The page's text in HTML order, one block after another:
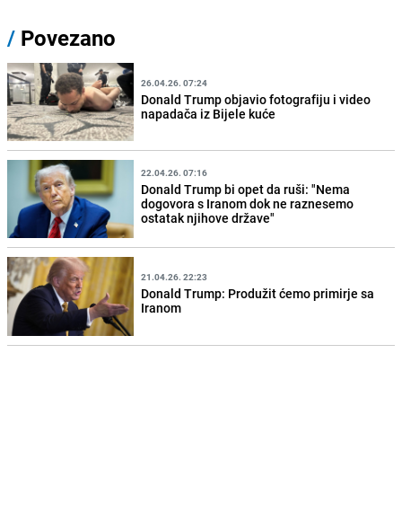
/ Povezano
26.04.26. 07:24
Donald Trump objavio fotografiju i video
napadača iz Bijele kuće
22.04.26. 07:16
Donald Trump bi opet da ruši: "Nema
dogovora s Iranom dok ne raznesemo
ostatak njihove države"
21.04.26. 22:23
Donald Trump: Produžit ćemo primirje sa
Iranom